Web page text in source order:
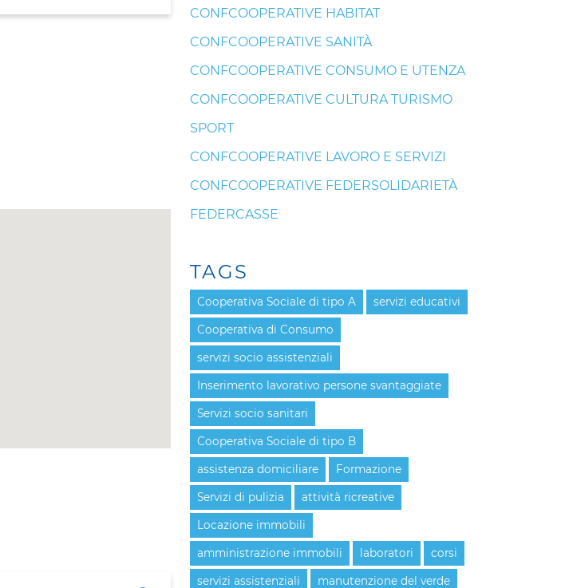
CONFCOOPERATIVE HABITAT
CONFCOOPERATIVE SANITÀ
CONFCOOPERATIVE CONSUMO E UTENZA
CONFCOOPERATIVE CULTURA TURISMO
SPORT
CONFCOOPERATIVE LAVORO E SERVIZI
CONFCOOPERATIVE FEDERSOLIDARIETÀ
FEDERCASSE
TAGS
Cooperativa Sociale di tipo A servizi educativi
Cooperativa di Consumo
servizi socio assistenziali
Inserimento lavorativo persone svantaggiate
Servizi socio sanitari
Cooperativa Sociale di tipo B
assistenza domiciliare Formazione
Servizi di pulizia attività ricreative
Locazione immobili
amministrazione immobili laboratori corsi
servizi assistenziali manutenzione del verde